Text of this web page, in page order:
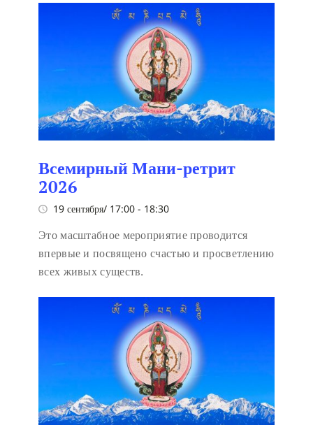
Всемирный Мани-ретрит
2026
19 сентября/ 17:00 - 18:30
Это масштабное мероприятие проводится
впервые и посвящено счастью и просветлению
всех живых существ.